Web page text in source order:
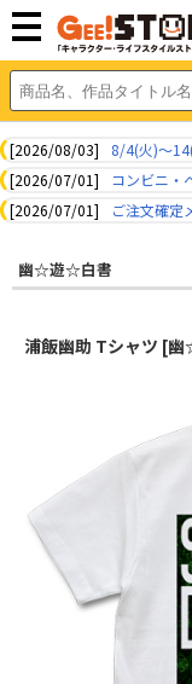
[2026/08/03]
8/4(火)～
[2026/07/01]
コンビニ・
[2026/07/01]
ご注文確定
幽☆遊☆白書
浦飯幽助 Tシャツ [